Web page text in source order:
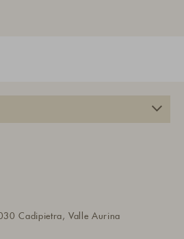
Cadipietra, Valle Aurina